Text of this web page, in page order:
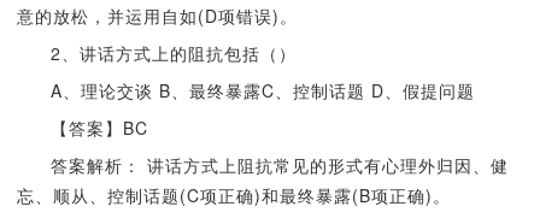
意的放松，并运用自如(D项错误)。
2、讲话方式上的阻抗包括（）
A、理论交谈 B、最终暴露C、控制话题 D、假提问题
【答案】BC
答案解析： 讲话方式上阻抗常见的形式有心理外归因、健
忘、顺从、控制话题(C项正确)和最终暴露(B项正确)。